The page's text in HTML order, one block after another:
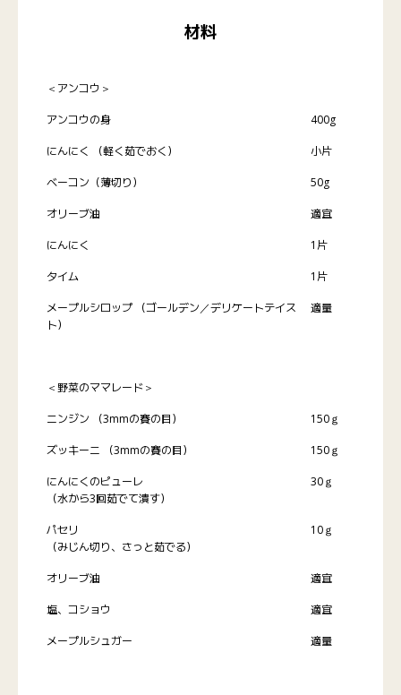
材料
＜アンコウ＞
アンコウの身 400g
にんにく （軽く茹でおく） 小片
ベーコン（薄切り） 50g
オリーブ油 適宜
にんにく 1片
タイム 1片
メープルシロップ （ゴールデン／デリケートテイス
ト）
適量
＜野菜のママレード＞
ニンジン （3mmの賽の目） 150ｇ
ズッキーニ （3mmの賽の目） 150ｇ
にんにくのピューレ
（水から3回茹でて潰す）
30ｇ
パセリ
（みじん切り、さっと茹でる）
10ｇ
オリーブ油 適宜
塩、コショウ 適宜
メープルシュガー 適量